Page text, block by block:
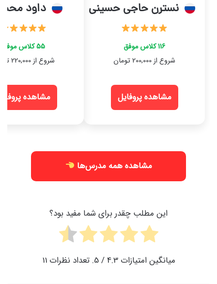
نسترن حاجی حسینی
116 کلاس موفق
شروع از 200,000 تومان
مشاهده پروفایل
داود
55 کلاس موفق
شروع از 220,000 تومان
مشاهده
مشاهده همه مدرس‌ها
این مطلب چقدر برای شما مفید بود؟
میانگین امتیازات4.3/ 5. تعداد نظرات 11